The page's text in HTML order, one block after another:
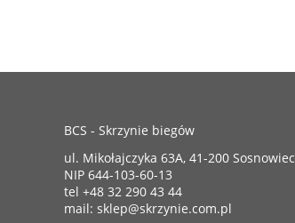
BCS - Skrzynie biegów
ul. Mikołajczyka 63A, 41-200 Sosnowiec
NIP 644-103-60-13
tel +48 32 290 43 44
mail: sklep@skrzynie.com.pl